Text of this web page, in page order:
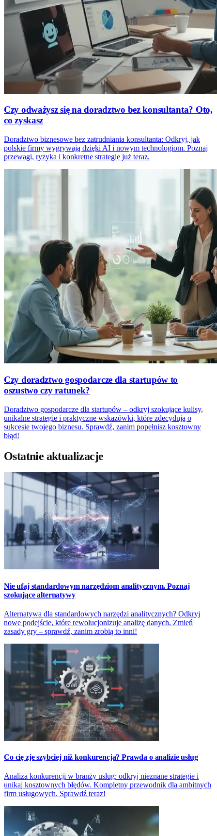
Czy odważysz się na doradztwo bez konsultanta? Oto,
co zyskasz
Doradztwo biznesowe bez zatrudniania konsultanta: Odkryj, jak
polskie firmy wygrywają dzięki AI i nowym technologiom. Poznaj
przewagi, ryzyka i konkretne strategie już teraz.
Czy doradztwo gospodarcze dla startupów to
oszustwo czy ratunek?
Doradztwo gospodarcze dla startupów – odkryj szokujące kulisy,
unikalne strategie i praktyczne wskazówki, które zdecydują o
sukcesie twojego biznesu. Sprawdź, zanim popełnisz kosztowny
błąd!
Ostatnie aktualizacje
Nie ufaj standardowym narzędziom analitycznym. Poznaj
szokujące alternatywy
Alternatywa dla standardowych narzędzi analitycznych? Odkryj
nowe podejście, które rewolucjonizuje analizę danych. Zmień
zasady gry – sprawdź, zanim zrobią to inni!
Co cię zje szybciej niż konkurencja? Prawda o analizie usług
Analiza konkurencji w branży usług: odkryj nieznane strategie i
unikaj kosztownych błędów. Kompletny przewodnik dla ambitnych
firm usługowych. Sprawdź teraz!